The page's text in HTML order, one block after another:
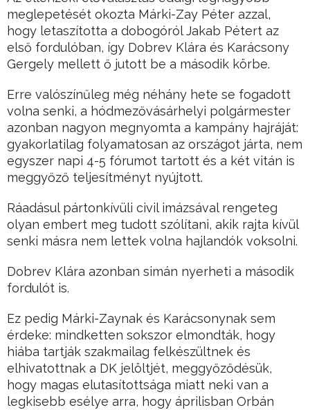
meglepetését okozta Márki-Zay Péter azzal,
hogy letaszította a dobogóról Jakab Pétert az
első fordulóban, így Dobrev Klára és Karácsony
Gergely mellett ő jutott be a második körbe.
Erre valószínűleg még néhány hete se fogadott
volna senki, a hódmezővásárhelyi polgármester
azonban nagyon megnyomta a kampány hajráját:
gyakorlatilag folyamatosan az országot járta, nem
egyszer napi 4-5 fórumot tartott és a két vitán is
meggyőző teljesítményt nyújtott.
Ráadásul pártonkívüli civil imázsával rengeteg
olyan embert meg tudott szólítani, akik rajta kívül
senki másra nem lettek volna hajlandók voksolni.
Dobrev Klára azonban simán nyerheti a második
fordulót is.
Ez pedig Márki-Zaynak és Karácsonynak sem
érdeke: mindketten sokszor elmondták, hogy
hiába tartják szakmailag felkészültnek és
elhivatottnak a DK jelöltjét, meggyőződésük,
hogy magas elutasítottsága miatt neki van a
legkisebb esélye arra, hogy áprilisban Orbán